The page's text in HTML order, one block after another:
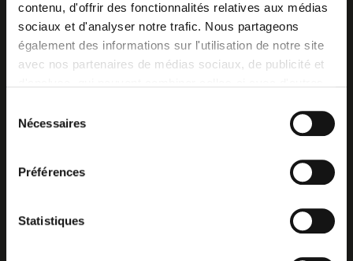
contenu, d'offrir des fonctionnalités relatives aux médias
sociaux et d'analyser notre trafic. Nous partageons
également des informations sur l'utilisation de notre site
avec nos partenaires de médias sociaux, de publicité et
collectées lors de votre utilisation de leurs services.
Nécessaires
Préférences
Statistiques
Z.I. La Vaure - B.P. 20930
42290 SORBIERS - France
Tél. : + 33 4 77 53 05 05
Contactez-nous !
Plan d'accès